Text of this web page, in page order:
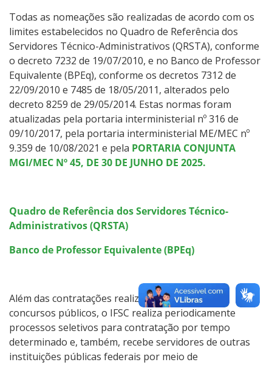
Todas as nomeações são realizadas de acordo com os
limites estabelecidos no Quadro de Referência dos
Servidores Técnico-Administrativos (QRSTA), conforme
o decreto 7232 de 19/07/2010, e no Banco de Professor
Equivalente (BPEq), conforme os decretos 7312 de
22/09/2010 e 7485 de 18/05/2011, alterados pelo
decreto 8259 de 29/05/2014. Estas normas foram
atualizadas pela portaria interministerial nº 316 de
09/10/2017, pela portaria interministerial ME/MEC nº
9.359 de 10/08/2021 e pela PORTARIA CONJUNTA
MGI/MEC Nº 45, DE 30 DE JUNHO DE 2025.
Quadro de Referência dos Servidores Técnico-
Administrativos (QRSTA)
Banco de Professor Equivalente (BPEq)
Além das contratações realizadas por meio de
concursos públicos, o IFSC realiza periodicamente
processos seletivos para contratação por tempo
determinado e, também, recebe servidores de outras
instituições públicas federais por meio de